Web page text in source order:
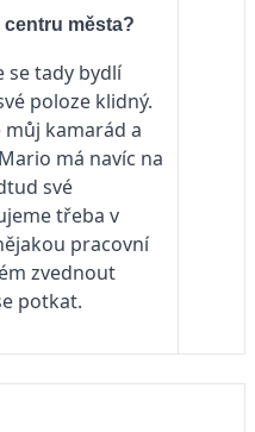
centru města?
se tady bydlí
poloze klidný.
můj kamarád a
má navíc na
své
třeba v
pracovní
zvednout
potkat.